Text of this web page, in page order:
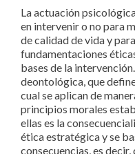
La actuación
en intervenir o no para
de calidad de vida y
fundamentaciones
bases de la
deontológica, que
cual se aplican de
principios morales
ellas es la
ética estratégica y se
consecuencias, es